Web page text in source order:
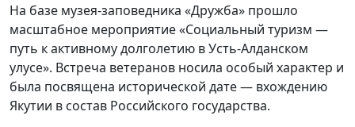
На базе музея-заповедника «Дружба» прошло
масштабное мероприятие «Социальный туризм —
путь к активному долголетию в Усть-Алданском
улусе». Встреча ветеранов носила особый характер и
была посвящена исторической дате — вхождению
Якутии в состав Российского государства.